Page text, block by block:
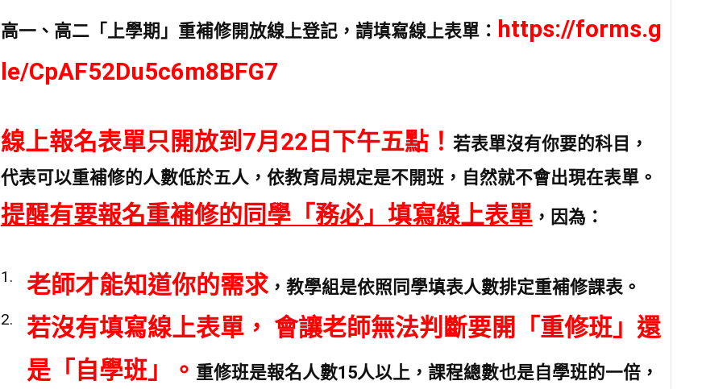
高一、高二「上學期」重補修開放線上登記，請填寫線上表單： https://forms.g
le/CpAF52Du5c6m8BFG7
線上報名表單只開放到7月22日下午五點！ 若表單沒有你要的科目，
代表可以重補修的人數低於五人，依教育局規定是不開班，自然就不會出現在表單。
提醒有要報名重補修的同學「務必」填寫線上表單，因為：
老師才能知道你的需求 ，教學組是依照同學填表人數排定重補修課表。
若沒有填寫線上表單， 會讓老師無法判斷要開「重修班」還
是「自學班」。 重修班是報名人數15人以上，課程總數也是自學班的一倍，